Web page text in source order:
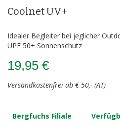
der
Coolnet UV+
Idealer Begleiter bei jeglicher
UPF 50+ Sonnenschutz
19,95 €
Versandkostenfrei ab € 50,- (AT)
Bergfuchs Filiale